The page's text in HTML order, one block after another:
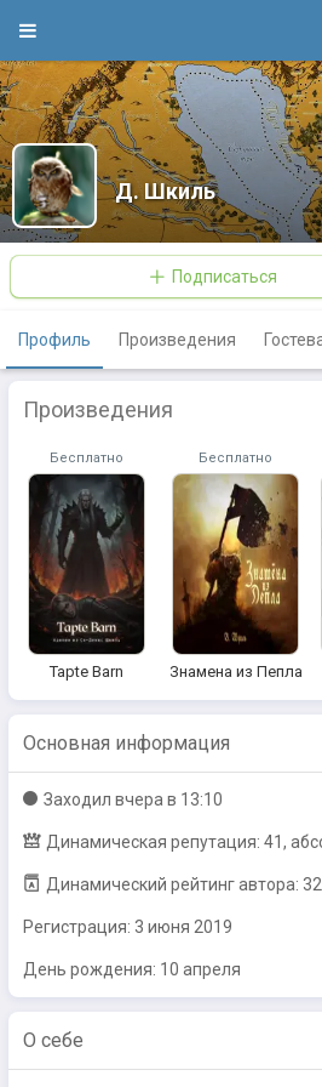
Д. Шкиль
Подписаться
Профиль Произведения
Произведения
Бесплатно
Tapte Barn
Бесплатно
Знамена из Пепла
Основная информация
Заходил вчера в 13:10
Динамическая репутация: 41,
Динамический рейтинг автора:
Регистрация: 3 июня 2019
День рождения: 10 апреля
О себе